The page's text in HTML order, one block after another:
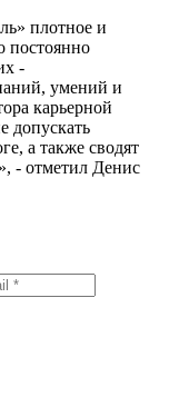
плотное и
постоянно
-
умений и
карьерной
допускать
а также сводят
- отметил Денис